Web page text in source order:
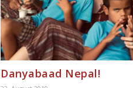
Danyabaad Nepal!